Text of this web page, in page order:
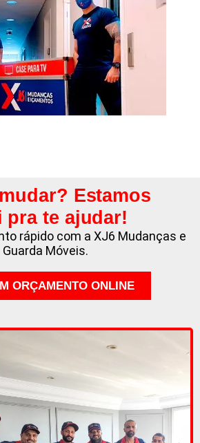
Estamos
pra te ajudar!
rápido com a XJ6 Mudanças e
Guarda Móveis.
ORÇAMENTO ONLINE